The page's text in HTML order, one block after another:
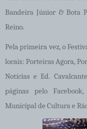
Bandeira Júnior & Bota
Reino.
Pela primeira vez, o
locais: Porteiras Agora,
Notícias e Ed.
páginas pelo
Municipal de Cultura e